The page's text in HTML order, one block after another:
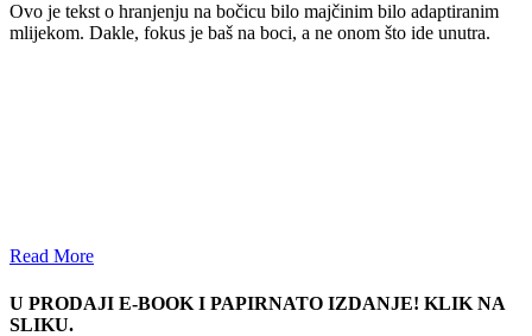
Ovo je tekst o hranjenju na bočicu bilo majčinim bilo adaptiranim
mlijekom. Dakle, fokus je baš na boci, a ne onom što ide unutra.
Read More
U PRODAJI E-BOOK I PAPIRNATO IZDANJE! KLIK NA
SLIKU.